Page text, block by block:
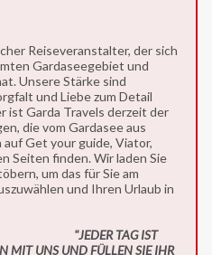
Reiseveranstalter, der sich
Gardaseegebiet und
Unsere Stärke sind
und Liebe zum Detail
ist Garda Travels derzeit der
die vom Gardasee aus
Get your guide, Viator,
Seiten finden. Wir laden Sie
um das für Sie am
und Ihren Urlaub in
IST
MIT UNS UND FÜLLEN SIE IHR